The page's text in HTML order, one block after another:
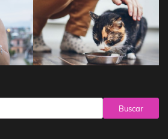
Buscar